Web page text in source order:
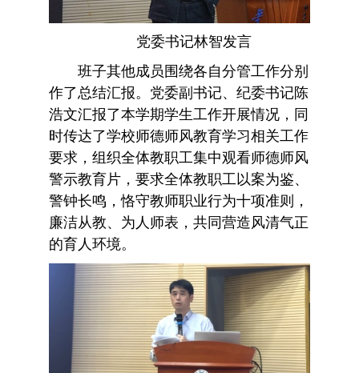
党委书记林智发言
班子其他成员围绕各自分管工作分别
作了总结汇报。党委副书记、纪委书记陈
浩文汇报了本学期学生工作开展情况，同
时传达了学校师德师风教育学习相关工作
要求，组织全体教职工集中观看师德师风
警示教育片，要求全体教职工以案为鉴、
警钟长鸣，恪守教师职业行为十项准则，
廉洁从教、为人师表，共同营造风清气正
的育人环境。